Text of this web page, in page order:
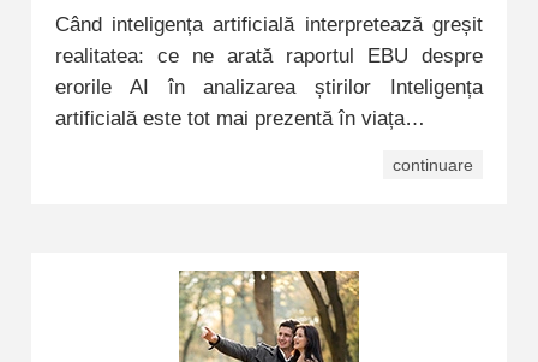
Când inteligența artificială interpretează greșit
realitatea: ce ne arată raportul EBU despre
erorile AI în analizarea știrilor Inteligența
artificială este tot mai prezentă în viața…
continuare